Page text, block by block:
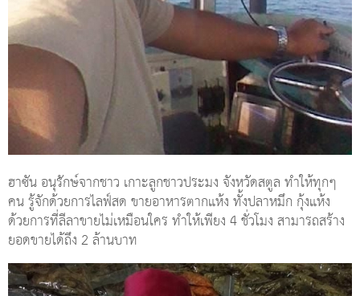
ฮาซัน อนุรักษ์จากชาว เกาะลูกชาวประมง จังหวัดสตูล ทำให้ทุกๆ
คน รู้จักด้วยการไลฟ์สด ขายอาหารตากแห้ง ทั้งปลาหมึก กุ้งแห้ง
ด้วยการที่ลีลาขายไม่เหมือนใคร ทำให้เพียง 4 ชั่วโมง สามารถสร้าง
ยอดขายได้ถึง 2 ล้านบาท